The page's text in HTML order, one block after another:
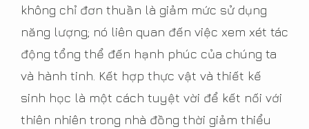
không chỉ đơn thuần là giảm mức sử dụng
năng lượng; nó liên quan đến việc xem xét tác
động tổng thể đến hạnh phúc của chúng ta
và hành tinh. Kết hợp thực vật và thiết kế
sinh học là một cách tuyệt vời để kết nối với
thiên nhiên trong nhà đồng thời giảm thiểu